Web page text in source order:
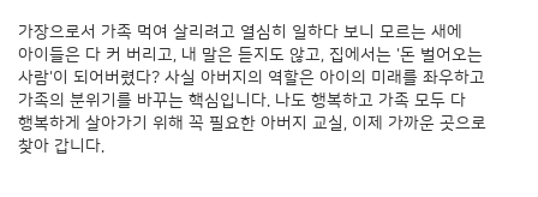
가장으로서 가족 먹여 살리려고 열심히 일하다 보니 모르는 새에
아이들은 다 커 버리고, 내 말은 듣지도 않고, 집에서는 '돈 벌어오는
사람'이 되어버렸다? 사실 아버지의 역할은 아이의 미래를 좌우하고
가족의 분위기를 바꾸는 핵심입니다. 나도 행복하고 가족 모두 다
행복하게 살아가기 위해 꼭 필요한 아버지 교실, 이제 가까운 곳으로
찾아 갑니다.